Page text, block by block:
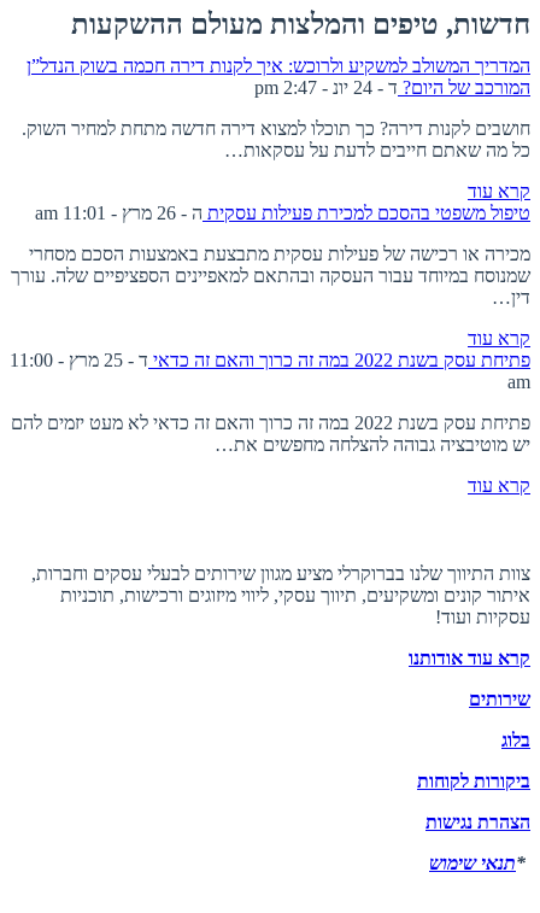
חדשות, טיפים והמלצות מעולם ההשקעות
המדריך המשולב למשקיע ולרוכש: איך לקנות דירה חכמה בשוק הנדל”ן
המורכב של היום? ד - 24 יונ - 2:47 pm
חושבים לקנות דירה? כך תוכלו למצוא דירה חדשה מתחת למחיר השוק.
כל מה שאתם חייבים לדעת על עסקאות…
קרא עוד
טיפול משפטי בהסכם למכירת פעילות עסקית ה - 26 מרץ - 11:01 am
מכירה או רכישה של פעילות עסקית מתבצעת באמצעות הסכם מסחרי
שמנוסח במיוחד עבור העסקה ובהתאם למאפיינים הספציפיים שלה. עורך
דין…
קרא עוד
פתיחת עסק בשנת 2022 במה זה כרוך והאם זה כדאי
ד - 25 מרץ - 11:00
am
פתיחת עסק בשנת 2022 במה זה כרוך והאם זה כדאי לא מעט יזמים להם
יש מוטיבציה גבוהה להצלחה מחפשים את…
קרא עוד
צוות התיווך שלנו בברוקרלי מציע מגוון שירותים לבעלי עסקים וחברות,
איתור קונים ומשקיעים, תיווך עסקי, ליווי מיזוגים ורכישות, תוכניות
עסקיות ועוד!
קרא עוד אודותנו
שירותים
בלוג
ביקורות לקוחות
הצהרת נגישות
*תנאי שימוש